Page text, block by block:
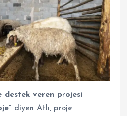
destek veren projesi
diyen Atlı, proje